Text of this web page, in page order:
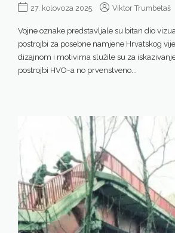
27. kolovoza 2025. Viktor Trumbetaš
Vojne oznake predstavljale su bitan dio
postrojbi za posebne namjene Hrvatskog
dizajnom i motivima služile su za
postrojbi HVO-a no prvenstveno...